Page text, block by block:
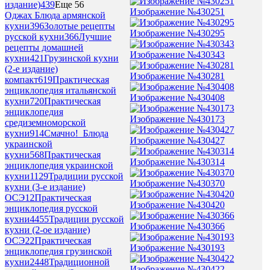
издание)439Еще 56
Оджах Блюда армянской
кухни396Золотые рецепты
русской кухни366Лучшие
рецепты домашней
кухни421Грузинской кухни
(2-е издание)
компакт619Практическая
энциклопедия итальянской
кухни720Практическая
энциклопедия
средиземноморской
кухни914Смачно!_Блюда
украинской
кухни568Практическая
энциклопедия украинской
кухни1129Традиции русской
кухни (3-е издание)
ОСЭ12Практическая
энциклопедия русской
кухни4455Традиции русской
кухни (2-ое издание)
ОСЭ22Практическая
энциклопедия грузинской
кухни2448Традиционной
Изображение №430251
Изображение №430295
Изображение №430343
Изображение №430281
Изображение №430408
Изображение №430173
Изображение №430427
Изображение №430314
Изображение №430370
Изображение №430420
Изображение №430366
Изображение №430193